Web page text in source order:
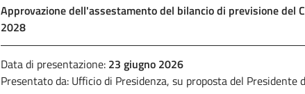
Approvazione dell'assestamento del bilancio di previsione del
2028
Data di presentazione: 23 giugno 2026
Presentato da: Ufficio di Presidenza, su proposta del Presidente